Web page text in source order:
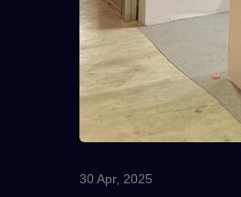
30 Apr, 2025